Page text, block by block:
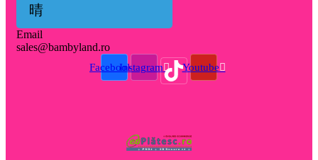
Email
sales@bambyland.ro​
FacebookInstagram Youtube